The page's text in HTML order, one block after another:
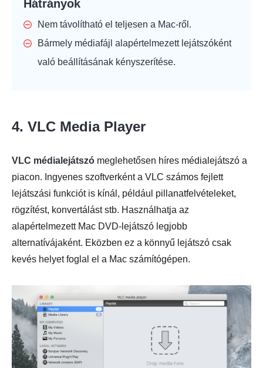
Hátrányok
Nem távolítható el teljesen a Mac-ről.
Bármely médiafájl alapértelmezett lejátszóként
való beállításának kényszerítése.
4. VLC Media Player
VLC médialejátszó meglehetősen híres médialejátszó a
piacon. Ingyenes szoftverként a VLC számos fejlett
lejátszási funkciót is kínál, például pillanatfelvételeket,
rögzítést, konvertálást stb. Használhatja az
alapértelmezett Mac DVD-lejátszó legjobb
alternatívájaként. Eközben ez a könnyű lejátszó csak
kevés helyet foglal el a Mac számítógépen.